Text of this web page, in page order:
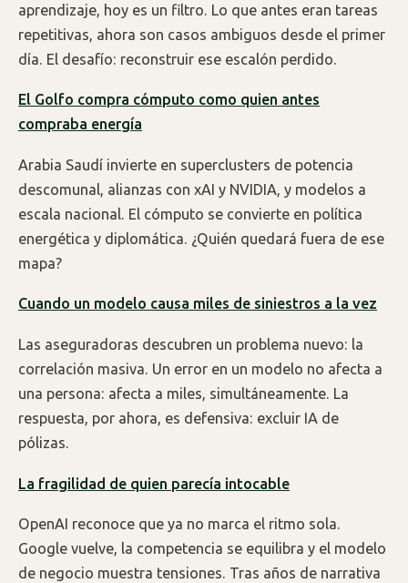
aprendizaje, hoy es un filtro. Lo que antes eran tareas
repetitivas, ahora son casos ambiguos desde el primer
día. El desafío: reconstruir ese escalón perdido.
El Golfo compra cómputo como quien antes
compraba energía
Arabia Saudí invierte en superclusters de potencia
descomunal, alianzas con xAI y NVIDIA, y modelos a
escala nacional. El cómputo se convierte en política
energética y diplomática. ¿Quién quedará fuera de ese
mapa?
Cuando un modelo causa miles de siniestros a la vez
Las aseguradoras descubren un problema nuevo: la
correlación masiva. Un error en un modelo no afecta a
una persona: afecta a miles, simultáneamente. La
respuesta, por ahora, es defensiva: excluir IA de
pólizas.
La fragilidad de quien parecía intocable
OpenAI reconoce que ya no marca el ritmo sola.
Google vuelve, la competencia se equilibra y el modelo
de negocio muestra tensiones. Tras años de narrativa